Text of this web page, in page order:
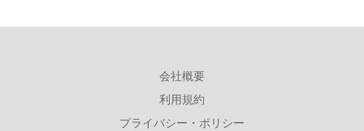
会社概要
利用規約
プライバシー・ポリシー